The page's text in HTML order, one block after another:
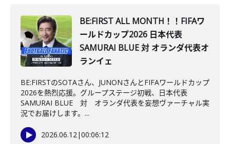
BE:FIRST ALL MONTH！！FIFAワ
ールドカップ2026 日本代表
SAMURAI BLUE 対 オランダ代表オ
ランイェ
BE:FIRSTのSOTAさん、JUNONさんとFIFAワールドカップ
2026を熱烈応援。グループステージ初戦、日本代表
SAMURAI BLUE 対 オランダ代表を妄想ヴァーチャル実
況でお届けします。...
2026.06.12|00:06:12